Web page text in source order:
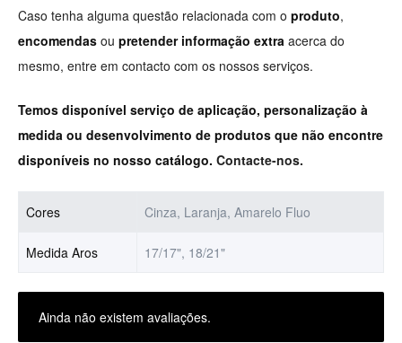
Caso tenha alguma questão relacionada com o produto,
encomendas ou pretender informação extra acerca do
mesmo, entre em contacto com os nossos serviços.
Temos disponível serviço de aplicação, personalização à
medida ou desenvolvimento de produtos que não encontre
disponíveis no nosso catálogo. Contacte-nos.
Cores Cinza, Laranja, Amarelo Fluo
Medida Aros 17/17", 18/21"
Ainda não existem avaliações.